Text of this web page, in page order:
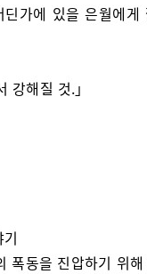
가에 있을 은월에게
강해질 것.」
폭동을 진압하기 위